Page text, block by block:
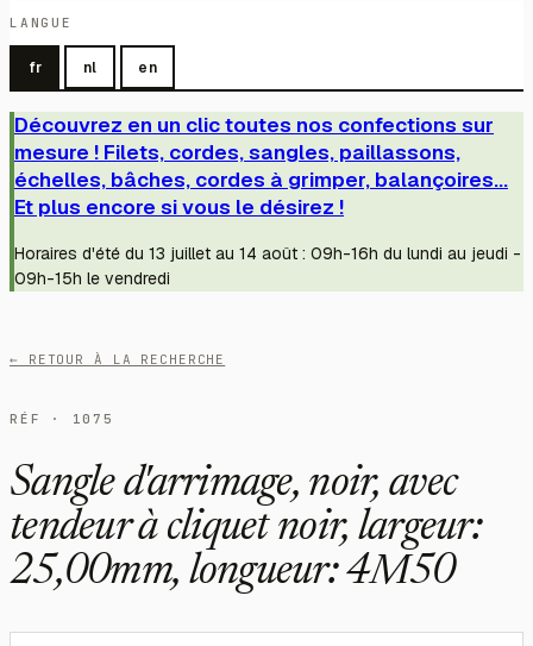
LANGUE
fr nl en
Découvrez en un clic toutes nos confections sur
mesure ! Filets, cordes, sangles, paillassons,
échelles, bâches, cordes à grimper, balançoires...
Et plus encore si vous le désirez !
Horaires d'été du 13 juillet au 14 août : 09h-16h du lundi au jeudi -
09h-15h le vendredi
← RETOUR À LA RECHERCHE
RÉF · 1075
Sangle d'arrimage, noir, avec
tendeur à cliquet noir, largeur:
25,00mm, longueur: 4M50